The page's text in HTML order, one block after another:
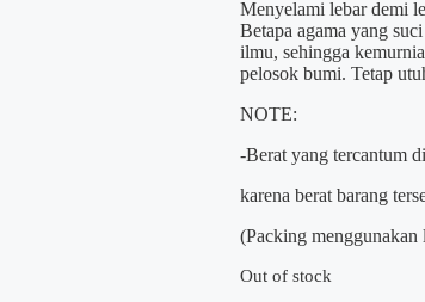
Menyelami lebar demi
Betapa agama yang
ilmu, sehingga
pelosok bumi. Tetap
NOTE:
-Berat yang tercantum
karena berat barang
(Packing menggunakan
Out of stock